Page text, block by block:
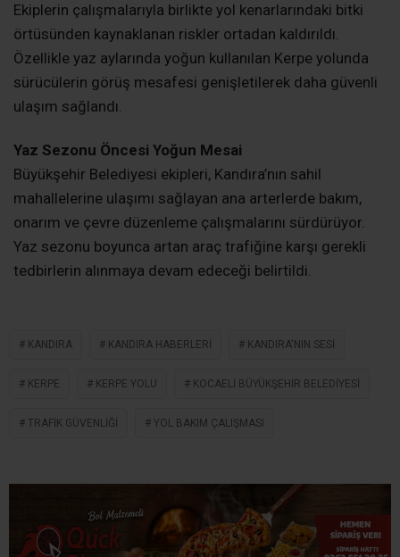
Ekiplerin çalışmalarıyla birlikte yol kenarlarındaki bitki
örtüsünden kaynaklanan riskler ortadan kaldırıldı.
Özellikle yaz aylarında yoğun kullanılan Kerpe yolunda
sürücülerin görüş mesafesi genişletilerek daha güvenli
ulaşım sağlandı.
Yaz Sezonu Öncesi Yoğun Mesai
Büyükşehir Belediyesi ekipleri, Kandıra’nın sahil
mahallelerine ulaşımı sağlayan ana arterlerde bakım,
onarım ve çevre düzenleme çalışmalarını sürdürüyor.
Yaz sezonu boyunca artan araç trafiğine karşı gerekli
tedbirlerin alınmaya devam edeceği belirtildi.
KANDIRA KANDIRA HABERLERI KANDIRA'NIN SESI
KERPE KERPE YOLU KOCAELI BÜYÜKŞEHIR BELEDIYESI
TRAFIK GÜVENLIĞI YOL BAKIM ÇALIŞMASI